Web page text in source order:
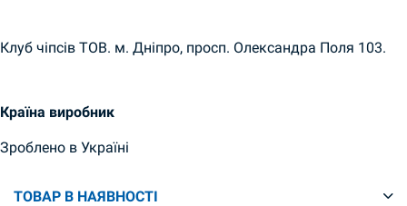
Клуб чіпсів ТОВ. м. Дніпро, просп. Олександра Поля 103.
Країна виробник
Зроблено в Україні
ТОВАР В НАЯВНОСТІ